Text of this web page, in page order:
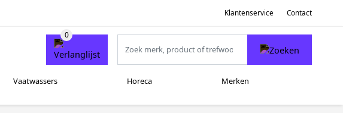
Klantenservice Contact
Vaatwassers Horeca Merken